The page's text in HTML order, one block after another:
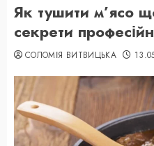
Як тушити м’ясо
секрети
СОЛОМІЯ ВИТВИЦЬКА